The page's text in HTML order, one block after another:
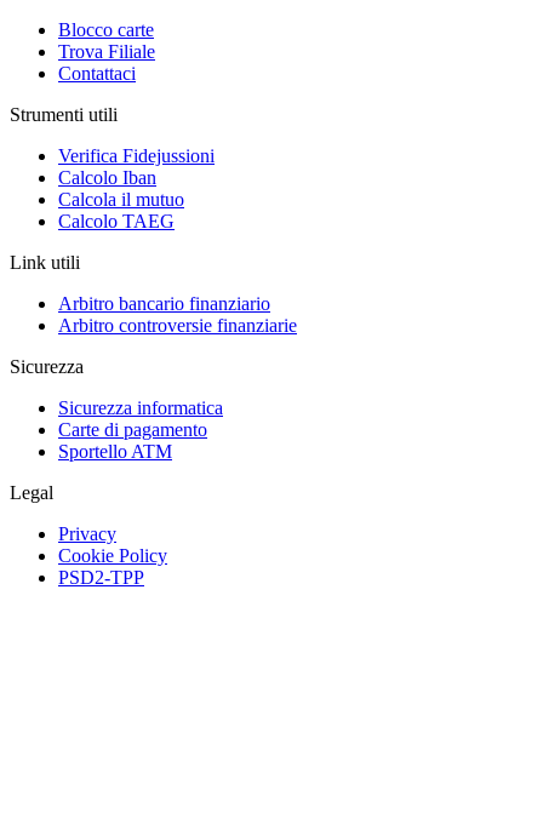
Blocco carte
Trova Filiale
Contattaci
Strumenti utili
Verifica Fidejussioni
Calcolo Iban
Calcola il mutuo
Calcolo TAEG
Link utili
Arbitro bancario finanziario
Arbitro controversie finanziarie
Sicurezza
Sicurezza informatica
Carte di pagamento
Sportello ATM
Legal
Privacy
Cookie Policy
PSD2-TPP